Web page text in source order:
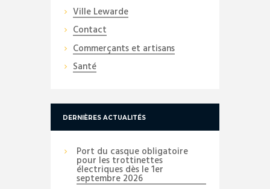
Ville Lewarde
Contact
Commerçants et artisans
Santé
DERNIÈRES ACTUALITÉS
Port du casque obligatoire
pour les trottinettes
électriques dès le 1er
septembre 2026